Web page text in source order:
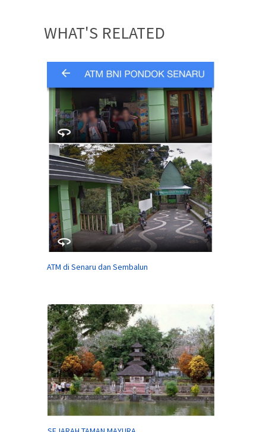
WHAT'S RELATED
ATM di Senaru dan Sembalun